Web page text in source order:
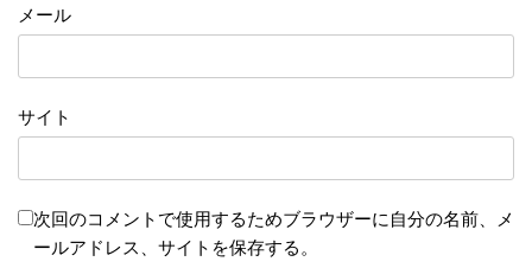
メール
サイト
次回のコメントで使用するためブラウザーに自分の名前、メ
ールアドレス、サイトを保存する。